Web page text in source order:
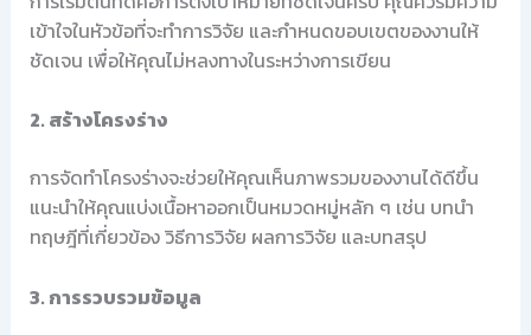
เข้าใจในหัวข้อที่จะทำการวิจัย และกำหนดขอบเขตของงานให้
ชัดเจน เพื่อให้คุณไม่หลงทางในระหว่างการเขียน
2. สร้างโครงร่าง
การจัดทำโครงร่างจะช่วยให้คุณเห็นภาพรวมของงานได้ดีขึ้น
แนะนำให้คุณแบ่งเนื้อหาออกเป็นหมวดหมู่หลัก ๆ เช่น บทนำ
ทฤษฎีที่เกี่ยวข้อง วิธีการวิจัย ผลการวิจัย และบทสรุป
3. การรวบรวมข้อมูล